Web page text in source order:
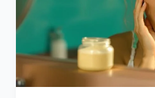
vous
vraiment